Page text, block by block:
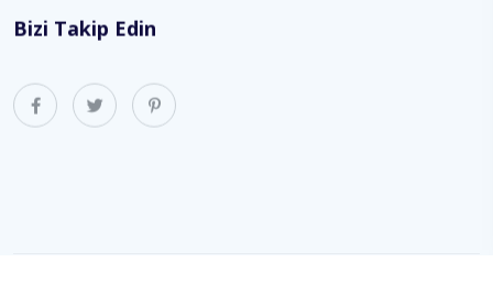
Bizi Takip Edin